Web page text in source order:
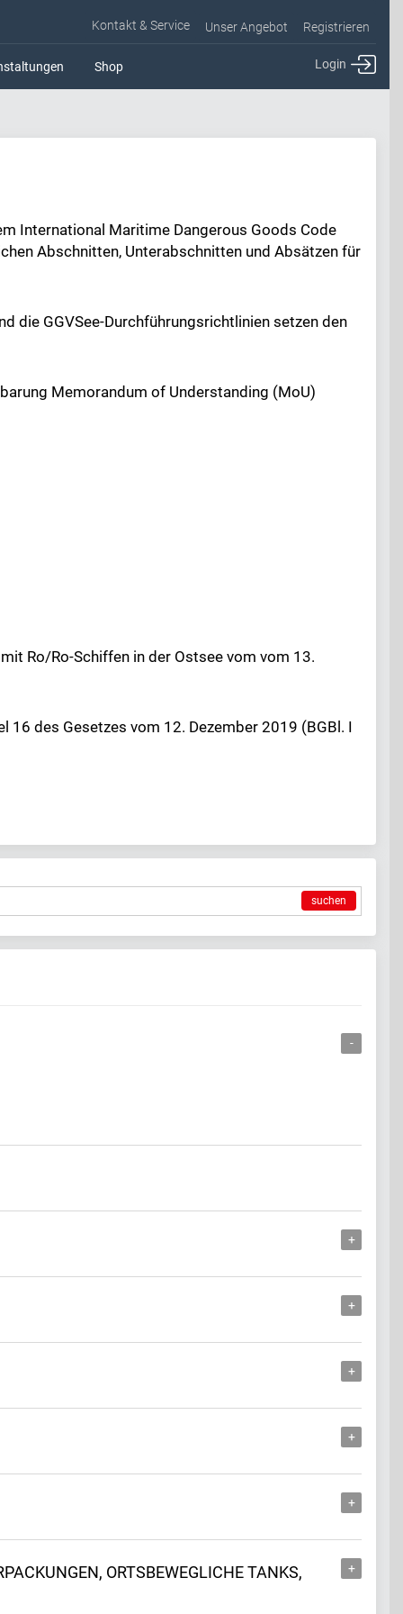
Kontakt & Service Unser Angebot Registrieren
Login
Shop
International Maritime Dangerous Goods Code
Abschnitten, Unterabschnitten und Absätzen für
die GGVSee-Durchführungsrichtlinien setzen den
Memorandum of Understanding (MoU)
Ro/Ro-Schiffen in der Ostsee vom vom 13.
16 des Gesetzes vom 12. Dezember 2019 (BGBl. I
suchen
ORTSBEWEGLICHE TANKS,